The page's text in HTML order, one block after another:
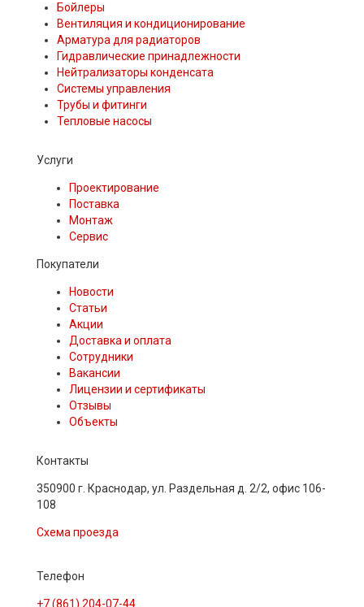
Бойлеры
Вентиляция и кондиционирование
Арматура для радиаторов
Гидравлические принадлежности
Нейтрализаторы конденсата
Системы управления
Трубы и фитинги
Тепловые насосы
Услуги
Проектирование
Поставка
Монтаж
Сервис
Покупатели
Новости
Статьи
Акции
Доставка и оплата
Сотрудники
Вакансии
Лицензии и сертификаты
Отзывы
Объекты
Контакты
350900 г. Краснодар, ул. Раздельная д. 2/2, офис 106-
108
Схема проезда
Телефон
+7 (861) 204-07-44